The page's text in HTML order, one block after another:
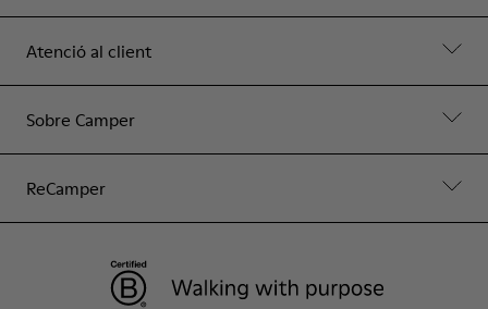
Atenció al client
Sobre Camper
ReCamper